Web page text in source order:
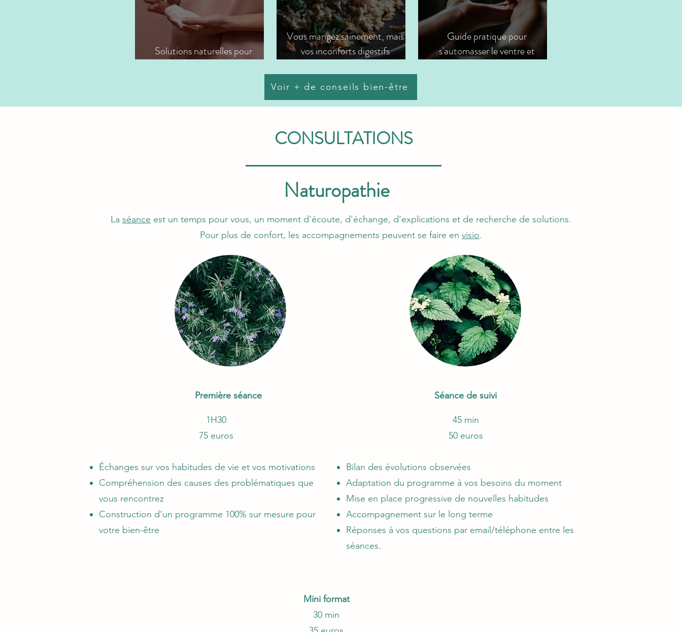
Solutions naturelles pour
Vous mangez sainement, mais
vos inconforts digestifs
Guide pratique pour
s'automasser le ventre et
Voir + de conseils bien-être
CONSULTATIONS
Naturopathie
La séance est un temps pour vous, un moment d'écoute, d'échange, d’explications et de recherche de solutions.
Pour plus de confort, les accompagnements peuvent se faire en visio.
Première séance
1H30​
75 euros
​Échanges sur vos habitudes de vie et vos motivations
Compréhension des causes des problématiques que
vous rencontrez
Construction d'un programme 100% sur mesure pour
votre bien-être
Séance de suivi
45 min
50 euros
Bilan des évolutions observées
Adaptation du programme à vos besoins du moment
Mise en place progressive de nouvelles habitudes
Accompagnement sur le long terme
Réponses à vos questions par email/téléphone entre les
séances.
Mini format
30 min